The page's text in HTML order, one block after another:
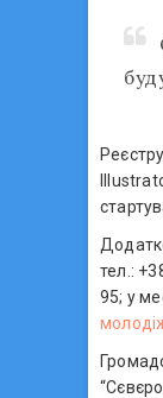
тел.:
95; у